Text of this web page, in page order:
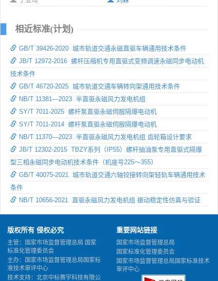
相近标准(计划)
GB/T 39426-2020 城市轨道交通永磁直驱车辆通用技术条件
JB/T 12972-2016 螺杆压缩机专用直驱式变频调速永磁同步电动机
技术条件
GB/T 46720-2025 城市轨道交通车辆转向架通用技术条件
NB/T 11381—2023 半直驱永磁风力发电机组
SY/T 7011-2025 螺杆泵直驱永磁伺服隔爆电动机
SY/T 7011-2014 螺杆泵直驱永磁伺服隔爆电动机
NB/T 11370—2023 半直驱永磁风力发电机组 齿轮箱设计要求
JB/T 12302-2015 TBZY系列（IP55）螺杆抽油泵专用直驱式隔爆
型三相永磁同步电动机技术条件（机座号225～355）
GB/T 40075-2021 城市轨道交通六轴铰接转向架轻轨车辆通用技术
条件
NB/T 10656-2021 直驱永磁风力发电机组 振动稳定性仿真与验证
版权所有 侵权必究
主管：国家市场监督管理总局 国家
标准化管理委员会
主办：国家市场监督管理总局国家标
准技术审评中心
技术支持：北京中标赛宇科技有限公
重要网站链接
国家市场监督管理总局
国家标准化管理委员会
国家市场监督管理总局国家标准技术
审评中心